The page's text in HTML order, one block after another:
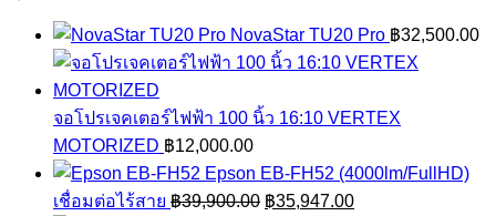
NovaStar TU20 Pro ฿32,500.00
จอโปรเจคเตอร์ไฟฟ้า 100 นิ้ว 16:10 VERTEX
MOTORIZED ฿12,000.00
Epson EB-FH52 (4000lm/FullHD)
เชื่อมต่อไร้สาย ฿39,900.00 Original
฿35,947.00Current